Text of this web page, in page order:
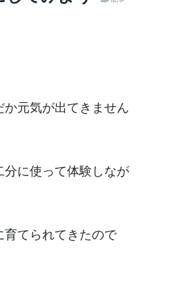
元気が出てきません
に使って体験しなが
てられてきたので